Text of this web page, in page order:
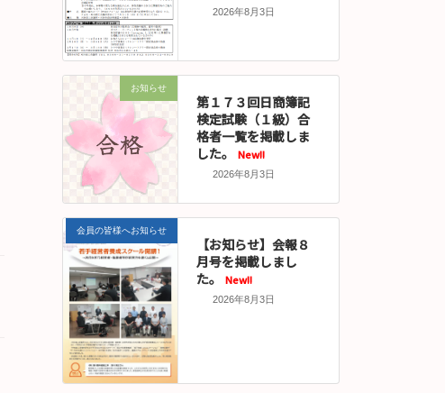
2026年8月3日
お知らせ
第１７３回日商簿記
検定試験（１級）合
格者一覧を掲載しま
した。
New!!
2026年8月3日
会員の皆様へお知らせ
【お知らせ】会報８
月号を掲載しまし
た。
New!!
2026年8月3日